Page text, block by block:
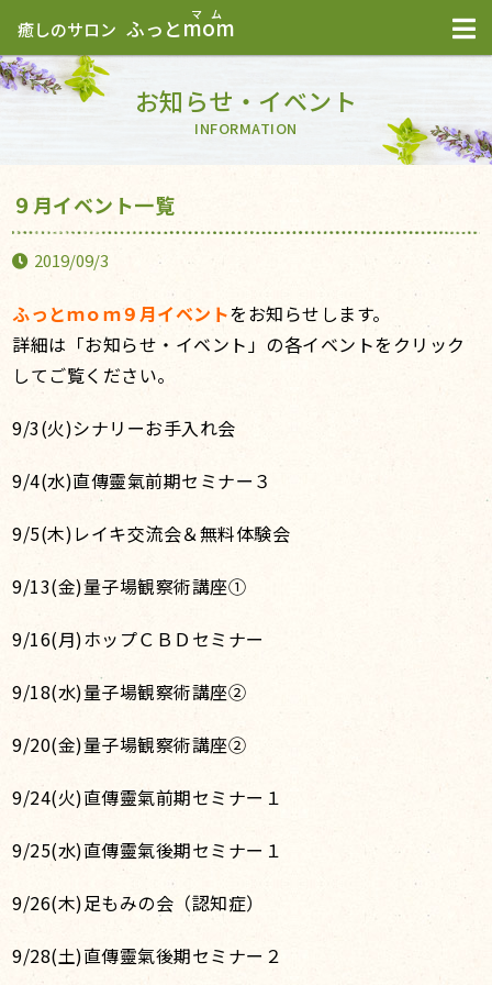
癒しのサロン ふっとmom
お知らせ・イベント
INFORMATION
９月イベント一覧
2019/09/3
ふっとｍｏｍ９月イベントをお知らせします。
詳細は「お知らせ・イベント」の各イベントをクリック
してご覧ください。
9/3(火)シナリーお手入れ会
9/4(水)直傳靈氣前期セミナー３
9/5(木)レイキ交流会＆無料体験会
9/13(金)量子場観察術講座①
9/16(月)ホップＣＢＤセミナー
9/18(水)量子場観察術講座②
9/20(金)量子場観察術講座②
9/24(火)直傳靈氣前期セミナー１
9/25(水)直傳靈氣後期セミナー１
9/26(木)足もみの会（認知症）
9/28(土)直傳靈氣後期セミナー２